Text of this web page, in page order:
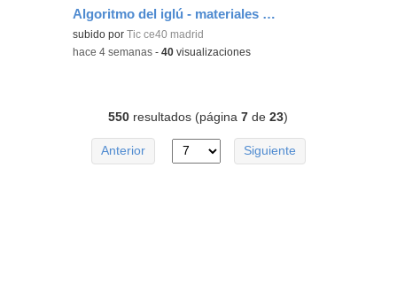
Algoritmo del iglú - materiales adicionales
subido por Tic ce40 madrid
-hace 4 semanas -40 visualizaciones
550 resultados (página7 de23)
Anterior Siguiente